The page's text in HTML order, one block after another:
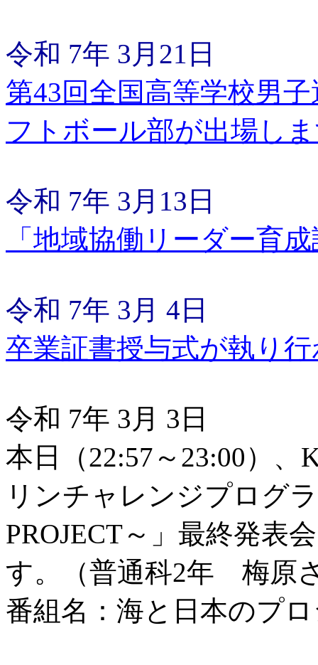
令和 7年 3月21日
第43回全国高等学校男
フトボール部が出場し
令和 7年 3月13日
「地域協働リーダー育
令和 7年 3月 4日
卒業証書授与式が執り
令和 7年 3月 3日
本日（22:57～23:00）
リンチャレンジプログ
PROJECT～」最終発表
す。（普通科2年 梅原
番組名：海と日本のプ